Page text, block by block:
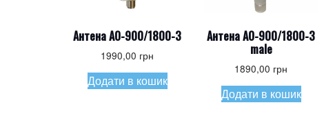
Антена AO-900/1800-3
1990,00 грн
Додати в кошик
Антена AO-900/1800-3
male
1890,00 грн
Додати в кошик